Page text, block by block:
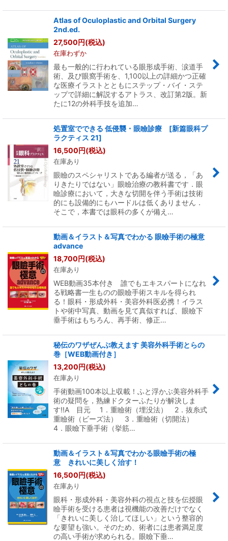
Atlas of Oculoplastic and Orbital Surgery
2nd.ed.
27,500円(税込)
在庫わずか
最も一般的に行われている眼形成手術、涙道手
術、及び眼窩手術を、1,100以上の詳細かつ正確
な医療イラストとともにステップ・バイ・ステ
ップで詳細に解説するアトラス、改訂第2版。新
たに12の外科手技を追加…
処置室でできる 低侵襲・眼瞼診療 [新篇眼科プ
ラクティス 21]
16,500円(税込)
在庫あり
眼瞼のスペシャリストである編者が送る，「あ
りきたりではない」眼瞼治療の教科書です．眼
瞼診療において，大きな切開を伴う手術は技術
的にも設備的にもハードルは低くありません．
そこで，本書では眼科の多くが備え…
動画＆イラスト＆写真でわかる 眼瞼手術の極意
advance
18,700円(税込)
在庫あり
WEB動画35本付き 誰でもエキスパートになれ
る戦略書一生ものの眼瞼手術スキルを得られ
る！眼科・形成外科・美容外科医必携！イラス
トや術中写真、動画を見て真似すれば、眼瞼下
垂手術はもちろん、再手術、修正…
秘伝のワザぜんぶ教えます 美容外科手術とらの
巻［WEB動画付き］
13,200円(税込)
在庫あり
手術動画100本以上収載！ふと浮かぶ美容外科手
術の疑問を，熟練ドクターふたりが解決しま
す!!A 目元 1．重瞼術（埋没法） 2．抜糸式
重瞼術（ビーズ法） 3．重瞼術（切開法）
4．眼瞼下垂手術（挙筋…
動画＆イラスト＆写真でわかる眼瞼手術の極
意 きれいに美しく治す！
16,500円(税込)
在庫あり
眼科・形成外科・美容外科の視点と技を伝授眼
瞼手術を受ける患者は視機能の改善だけでなく
「きれいに美しく治してほしい」という整容的
な要望も強い。そのため、術者には患者満足度
の高い手術が求められる。眼瞼下垂…